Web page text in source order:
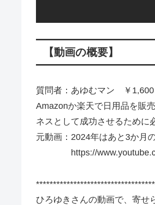
【動画の概要】
質問者：あゆむマン ￥1,600
Amazonか楽天で日用品を販
ネスとして成功させるために
元動画：2024年はあと3か月
https://
ひろゆきさんの動画で、寄せ